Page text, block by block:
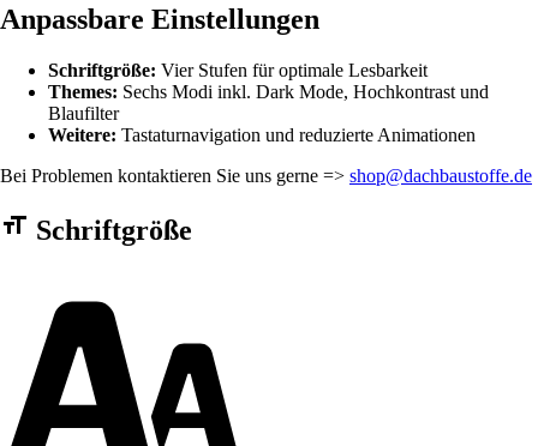
Anpassbare Einstellungen
Schriftgröße: Vier Stufen für optimale Lesbarkeit
Themes: Sechs Modi inkl. Dark Mode, Hochkontrast und
Blaufilter
Weitere: Tastaturnavigation und reduzierte Animationen
Bei Problemen kontaktieren Sie uns gerne => shop@dachbaustoffe.de
Barrierefreiheit Einstellungen Formular
Schriftgröße